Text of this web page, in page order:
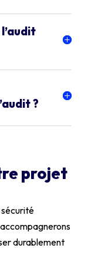
?
projet
sécurité
durablement